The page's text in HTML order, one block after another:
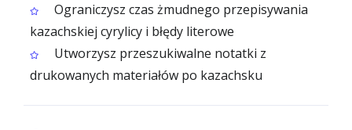
Ograniczysz czas żmudnego przepisywania
kazachskiej cyrylicy i błędy literowe
Utworzysz przeszukiwalne notatki z
drukowanych materiałów po kazachsku